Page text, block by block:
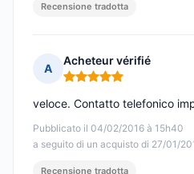
Recensione tradotta
A
Acheteur vérifié
Nota: 5 su 5
Pubblicato il 04/02/2016 à 15h40
a seguito di un acquisto di 27/01/
veloce. Contatto telefonico
Recensione tradotta